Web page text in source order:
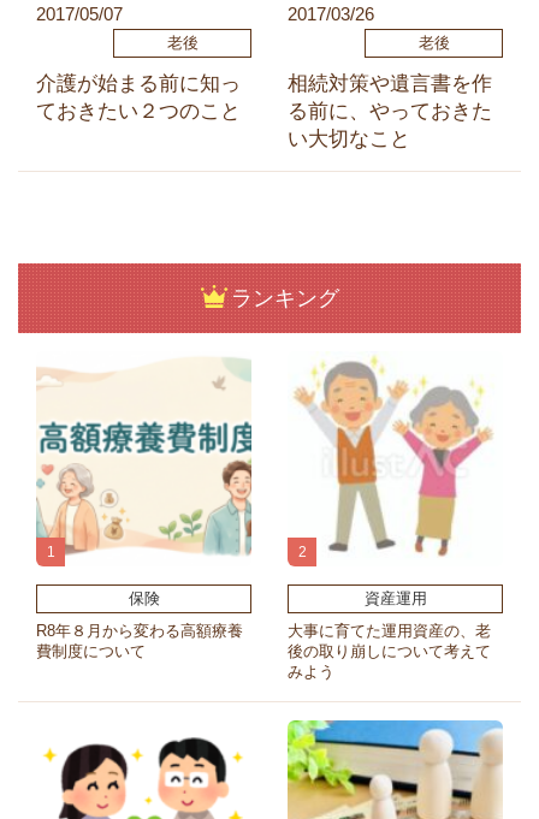
2017/05/07
老後
介護が始まる前に知っ
ておきたい２つのこと
2017/03/26
老後
相続対策や遺言書を作
る前に、やっておきた
い大切なこと
ランキング
保険
R8年８月から変わる高額療養
費制度について
資産運用
大事に育てた運用資産の、老
後の取り崩しについて考えて
みよう